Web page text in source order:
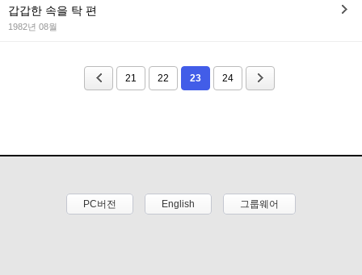
갑갑한 속을 탁 편
1982년 08월
21 22 23 24
PC버전 English 그룹웨어